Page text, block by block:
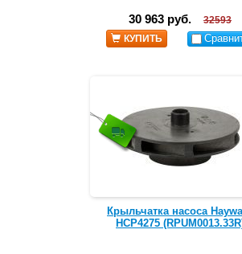
30 963 руб.
32593
КУПИТЬ
Крыльчатка насоса
HCP4275